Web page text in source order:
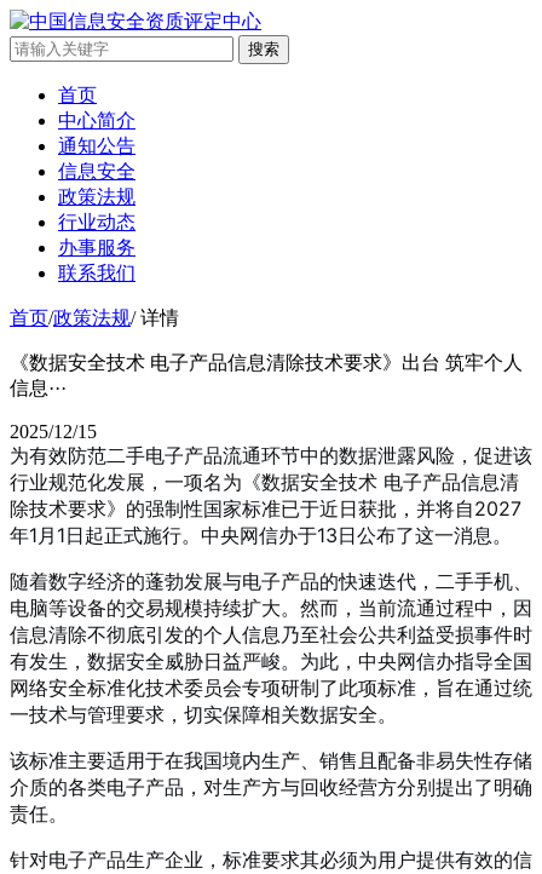
搜索
首页
中心简介
通知公告
信息安全
政策法规
行业动态
办事服务
联系我们
首页/政策法规/详情
《数据安全技术 电子产品信息清除技术要求》出台 筑牢个人
信息···
2025/12/15
为有效防范二手电子产品流通环节中的数据泄露风险，促进该
行业规范化发展，一项名为《数据安全技术 电子产品信息清
除技术要求》的强制性国家标准已于近日获批，并将自2027
年1月1日起正式施行。中央网信办于13日公布了这一消息。
随着数字经济的蓬勃发展与电子产品的快速迭代，二手手机、
电脑等设备的交易规模持续扩大。然而，当前流通过程中，因
信息清除不彻底引发的个人信息乃至社会公共利益受损事件时
有发生，数据安全威胁日益严峻。为此，中央网信办指导全国
网络安全标准化技术委员会专项研制了此项标准，旨在通过统
一技术与管理要求，切实保障相关数据安全。
该标准主要适用于在我国境内生产、销售且配备非易失性存储
介质的各类电子产品，对生产方与回收经营方分别提出了明确
责任。
针对电子产品生产企业，标准要求其必须为用户提供有效的信